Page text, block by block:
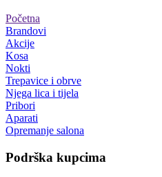
Početna
Brandovi
Akcije
Kosa
Nokti
Trepavice i obrve
Njega lica i tijela
Pribori
Aparati
Opremanje salona
Podrška kupcima